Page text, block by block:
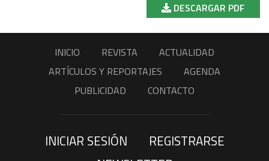
DESCARGAR PDF
INICIO REVISTA
ACTUALIDAD
ARTÍCULOS Y REPORTAJES
AGENDA
PUBLICIDAD
CONTACTO
INICIAR SESIÓN
REGISTRARSE